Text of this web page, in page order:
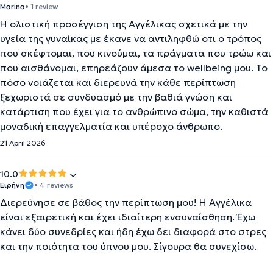
Marina• 1 review
Η ολιστική προσέγγιση της Αγγέλικας σχετικά με την
υγεία της γυναίκας με έκανε να αντιληφθώ οτι ο τρόπος
που σκέφτομαι, που κινούμαι, τα πράγματα που τρώω και
που αισθάνομαι, επηρεάζουν άμεσα το wellbeing μου. Το
πόσο νοιάζεται και διερευνά την κάθε περίπτωση
ξεχωριστά σε συνδυασμό με την βαθιά γνώση και
κατάρτιση που έχει για το ανθρώπινο σώμα, την καθιστά
μοναδική επαγγελματία και υπέροχο άνθρωπο.
21 April 2026
10.0
Ειρήνη • 4 reviews
Διερεύνησε σε βάθος την περίπτωση μου! Η Αγγέλικα
είναι εξαιρετική και έχει ιδιαίτερη ενσυναίσθηση. Έχω
κάνει δύο συνεδρίες και ήδη έχω δει διαφορά στο στρες
και την ποιότητα του ύπνου μου. Σίγουρα θα συνεχίσω.